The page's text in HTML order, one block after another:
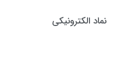
نماد الکترونیکی